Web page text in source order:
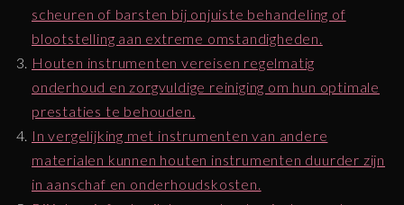
scheuren of barsten bij onjuiste behandeling of
blootstelling aan extreme omstandigheden.
Houten instrumenten vereisen regelmatig
onderhoud en zorgvuldige reiniging om hun optimale
prestaties te behouden.
In vergelijking met instrumenten van andere
materialen kunnen houten instrumenten duurder zijn
in aanschaf en onderhoudskosten.